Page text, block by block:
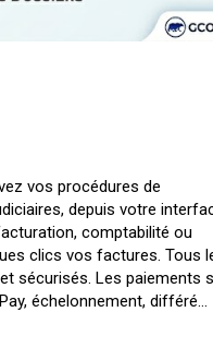
vos procédures de
depuis votre
comptabilité ou
clics vos factures. Tous
sécurisés. Les paiements
échelonnement, différé…